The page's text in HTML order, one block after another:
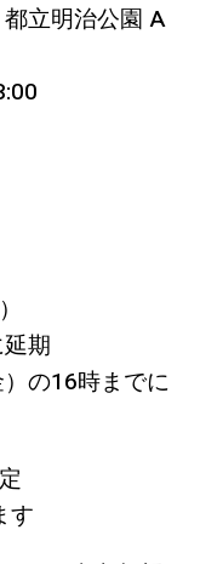
立明治公園 A
期
の16時までに
す